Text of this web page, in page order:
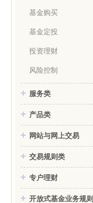
基金购买
基金定投
投资理财
风险控制
服务类
产品类
网站与网上交易
交易规则类
专户理财
开放式基金业务规则